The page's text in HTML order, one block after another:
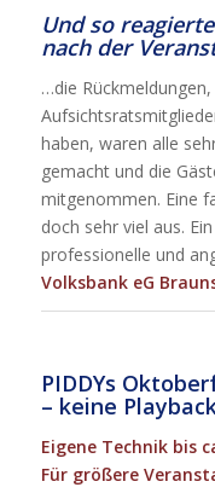
Und so
nach der
…die
haben, waren alle
gemacht und die
mitgenommen. Eine
doch sehr viel aus.
professionelle und
Volksbank eG
PIDDYs
– keine
Eigene Technik bis
Für größere